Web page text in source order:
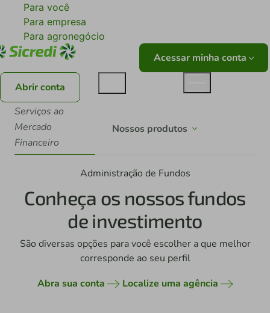
Para você
Para empresa
Para agronegócio
Acessar minha conta
Abrir conta
Serviços ao
Mercado
Financeiro
Nossos produtos
Administração de Fundos
Conheça os nossos fundos
de investimento
São diversas opções para você escolher a que melhor
corresponde ao seu perfil
Abra sua conta
Localize uma agência